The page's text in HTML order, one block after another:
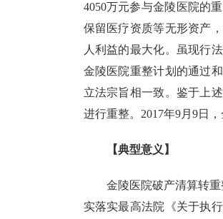
4050万元参与金陵医院的
保留医疗资质等无形资产
人利益的最大化。虽现行
金陵医院重整计划的通过
立法宗旨相一致。鉴于上
进行重整。2017年9月9日
【典型意义】
金陵医院破产清算转
实落实最高法院《关于执